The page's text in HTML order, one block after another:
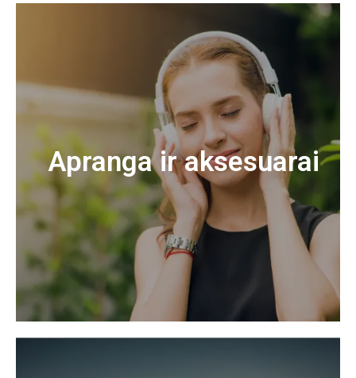
Apranga ir aksesuarai